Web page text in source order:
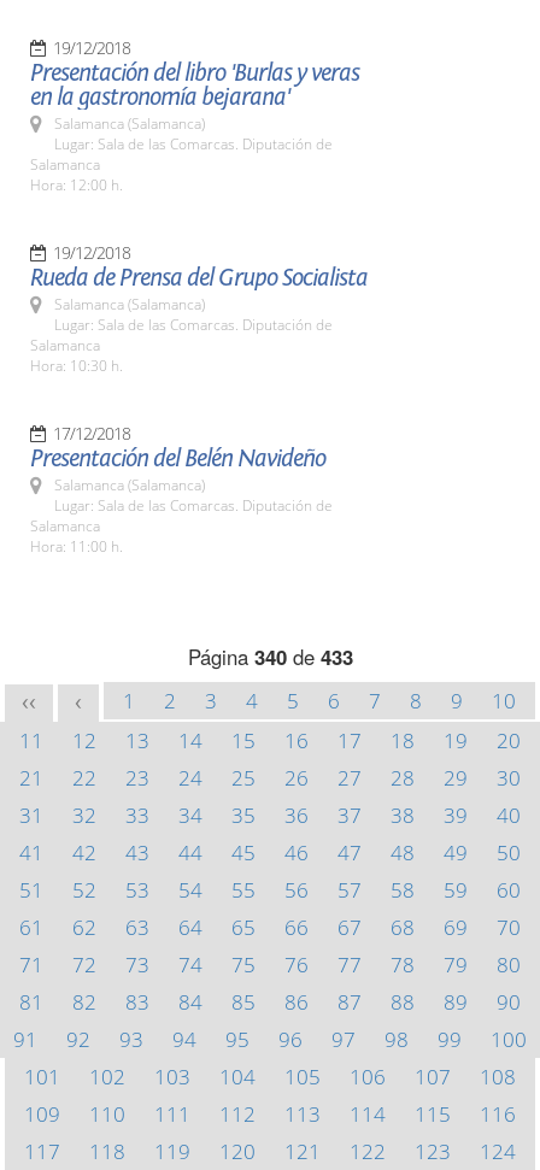
19/12/2018
Presentación del libro 'Burlas y veras
en la gastronomía bejarana'
Salamanca (Salamanca)
Lugar: Sala de las Comarcas. Diputación de
Salamanca
Hora: 12:00 h.
19/12/2018
Rueda de Prensa del Grupo Socialista
Salamanca (Salamanca)
Lugar: Sala de las Comarcas. Diputación de
Salamanca
Hora: 10:30 h.
17/12/2018
Presentación del Belén Navideño
Salamanca (Salamanca)
Lugar: Sala de las Comarcas. Diputación de
Salamanca
Hora: 11:00 h.
Página 340de 433
<< < 1 2 3 4 5 6 7 8 9
10
11
12 13 14 15 16 17 18 19
20
21
22 23 24 25 26 27 28 29
30
31
32 33 34 35 36 37 38 39
40
41
42 43 44 45 46 47 48 49
50
51
52 53 54 55 56 57 58 59
60
61
62 63 64 65 66 67 68 69
70
71
72 73 74 75 76 77 78 79
80
81
82 83 84 85 86 87 88 89
90
91
92 93 94 95 96 97 98 99
100
101
102 103 104 105 106 107
108
109
110 111 112 113 114 115
116
117
118 119 120 121 122 123
124